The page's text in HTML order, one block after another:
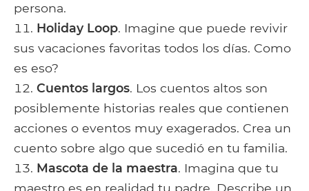
persona.
Holiday Loop. Imagine que puede revivir
sus vacaciones favoritas todos los días. Como
es eso?
Cuentos largos. Los cuentos altos son
posiblemente historias reales que contienen
acciones o eventos muy exagerados. Crea un
cuento sobre algo que sucedió en tu familia.
Mascota de la maestra. Imagina que tu
maestro es en realidad tu padre. Describe un